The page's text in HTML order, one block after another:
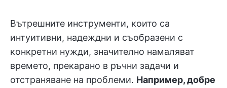
Вътрешните инструменти, които са
интуитивни, надеждни и съобразени с
конкретни нужди, значително намаляват
времето, прекарано в ръчни задачи и
отстраняване на проблеми. Например, добре